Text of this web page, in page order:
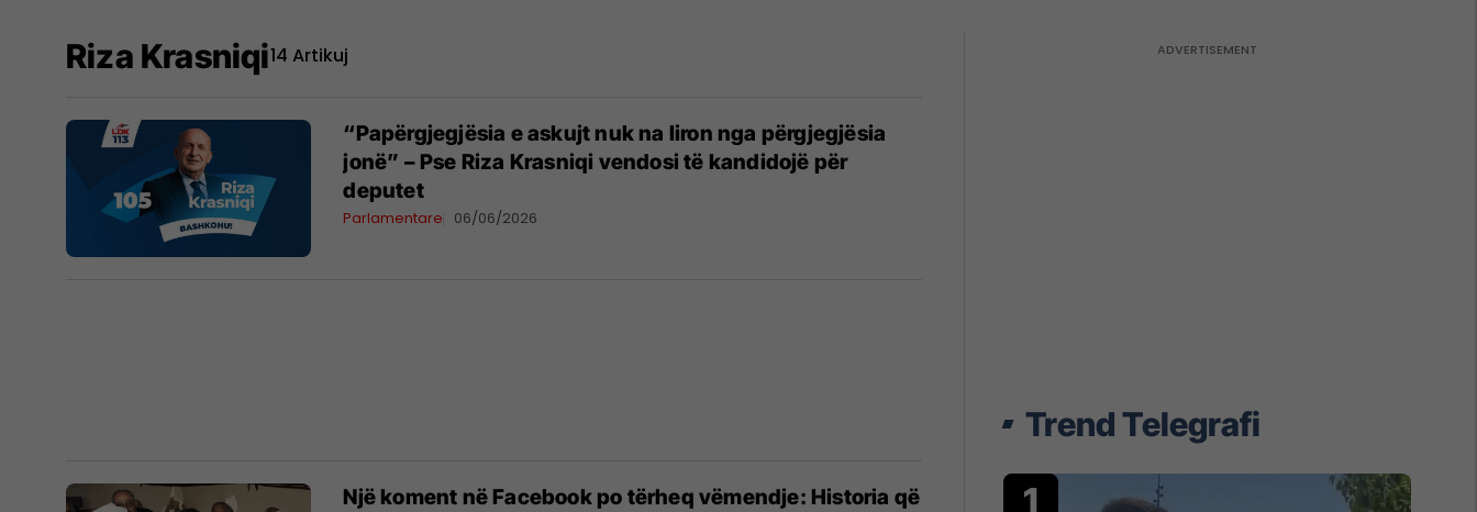
Riza Krasniqi14 Artikuj
“Papërgjegjësia e askujt nuk na liron nga përgjegjësia
jonë” – Pse Riza Krasniqi vendosi të kandidojë për
deputet
Parlamentare 06/06/2026
Një koment në Facebook po tërheq vëmendje: Historia që
Trend Telegrafi